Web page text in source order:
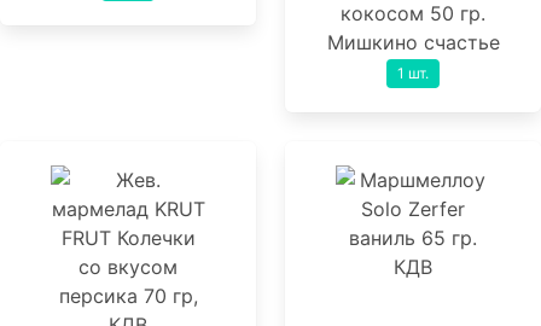
кокосом 50 гр.
Мишкино счастье
1 шт.